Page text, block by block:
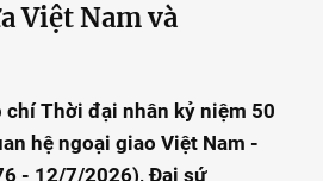
Việt Nam và
chí Thời đại nhân kỷ niệm 50
hệ ngoại giao Việt Nam -
- 12/7/2026), Đại sứ